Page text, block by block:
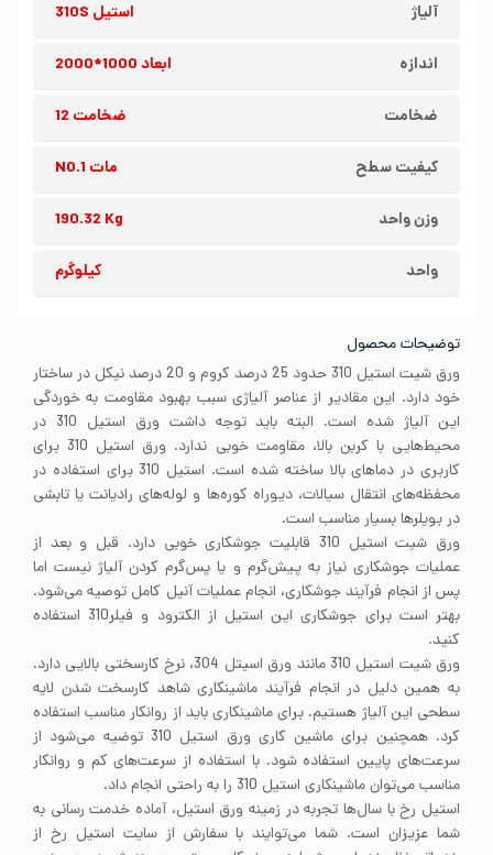
آلیاژ استیل 310S
اندازه ابعاد 1000*2000
ضخامت ضخامت 12
کیفیت سطح مات NO.1
وزن واحد 190.32 Kg
واحد کیلوگرم
توضیحات محصول
ورق شیت استیل 310 حدود 25 درصد کروم و 20 درصد نیکل در ساختار
خود دارد. این مقادیر از عناصر آلیاژی سبب بهبود مقاومت به خوردگی
این آلیاژ شده است. البته باید توجه داشت ورق استیل 310 در
محیط‌هایی با کربن بالا، مقاومت خوبی ندارد. ورق استیل 310 برای
کاربری در دماهای بالا ساخته شده است. استیل 310 برای استفاده در
محفظه‌های انتقال سیالات، دیوراه کوره‌ها و لوله‌های رادیانت یا تابشی
در بویلرها بسیار مناسب است.
ورق شیت استیل 310 قابلیت جوشکاری خوبی دارد. قبل و بعد از
عملیات جوشکاری نیاز به پیش‌گرم و یا پس‌گرم کردن آلیاژ نیست اما
پس از انجام فرآیند جوشکاری، انجام عملیات آنیل کامل توصیه می‌شود.
بهتر است برای جوشکاری این استیل از الکترود و فیلر310 استفاده
کنید.
ورق شیت استیل 310 مانند ورق اسیتل 304، نرخ کارسختی بالایی دارد.
به همین دلیل در انجام فرآیند ماشینکاری شاهد کارسخت شدن لایه
سطحی این آلیاژ هستیم. برای ماشینکاری باید از روانکار مناسب استفاده
کرد. همچنین برای ماشین کاری ورق استیل 310 توضیه می‌شود از
سرعت‌های پایین استفاده شود. با استفاده از سرعت‌های کم و روانکار
مناسب می‌توان ماشینکاری استیل 310 را به راحتی انجام داد.
استیل رخ با سال‌ها تجربه در زمینه ورق استیل، آماده خدمت رسانی به
شما عزیزان است. شما می‌توایند با سفارش از سایت استیل رخ از